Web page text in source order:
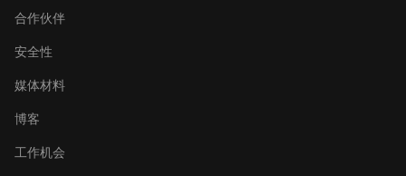
合作伙伴
安全性
媒体材料
博客
工作机会